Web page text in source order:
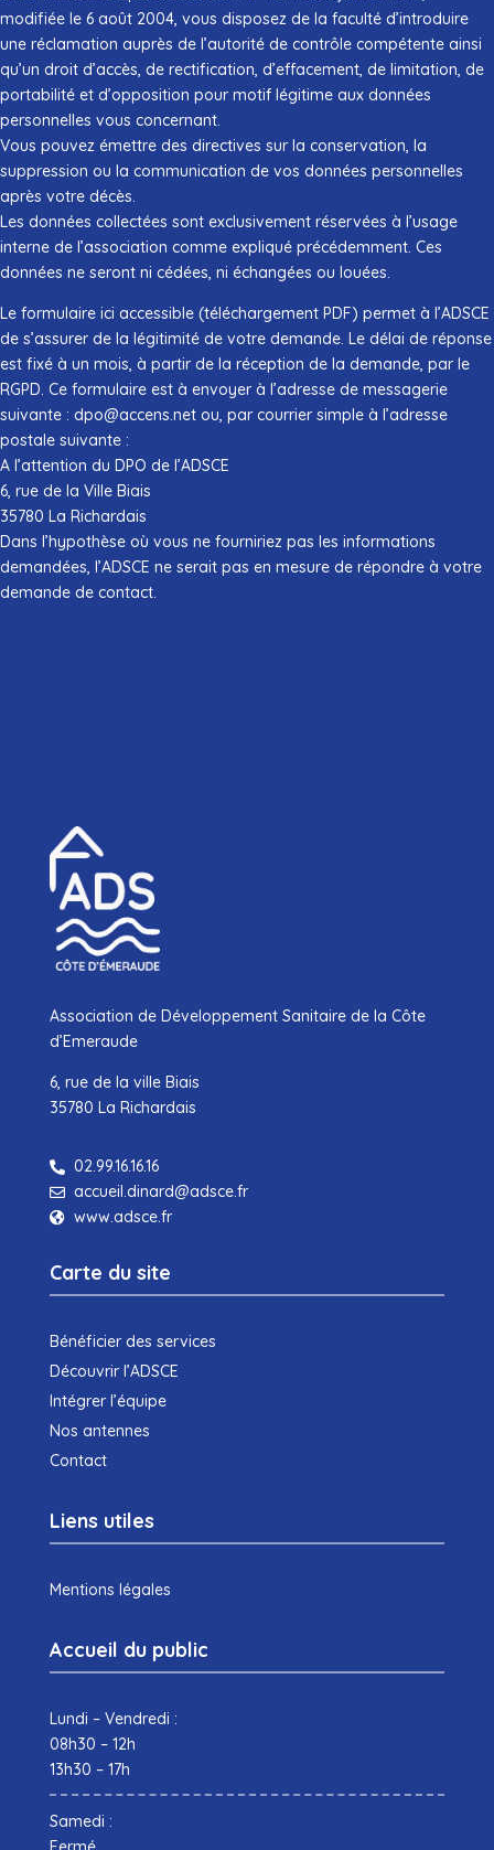
modifiée le 6 août 2004, vous disposez de la faculté d’introduire
une réclamation auprès de l’autorité de contrôle compétente ainsi
qu’un droit d’accès, de rectification, d’effacement, de limitation, de
portabilité et d’opposition pour motif légitime aux données
personnelles vous concernant.
Vous pouvez émettre des directives sur la conservation, la
suppression ou la communication de vos données personnelles
après votre décès.
Les données collectées sont exclusivement réservées à l’usage
interne de l’association comme expliqué précédemment. Ces
données ne seront ni cédées, ni échangées ou louées.
Le formulaire ici accessible (téléchargement PDF) permet à l’ADSCE
de s’assurer de la légitimité de votre demande. Le délai de réponse
est fixé à un mois, à partir de la réception de la demande, par le
RGPD. Ce formulaire est à envoyer à l’adresse de messagerie
suivante : dpo@accens.net ou, par courrier simple à l’adresse
postale suivante :
A l’attention du DPO de l’ADSCE
6, rue de la Ville Biais
35780 La Richardais
Dans l’hypothèse où vous ne fourniriez pas les informations
demandées, l’ADSCE ne serait pas en mesure de répondre à votre
demande de contact.
Association de Développement Sanitaire de la Côte
d’Emeraude
6, rue de la ville Biais
35780 La Richardais
 02.99.16.16.16
 accueil.dinard@adsce.fr
 www.adsce.fr
Carte du site
Bénéficier des services
Découvrir l’ADSCE
Intégrer l’équipe
Nos antennes
Contact
Liens utiles
Mentions légales
Accueil du public
Lundi – Vendredi :
08h30 – 12h
13h30 – 17h
Samedi :